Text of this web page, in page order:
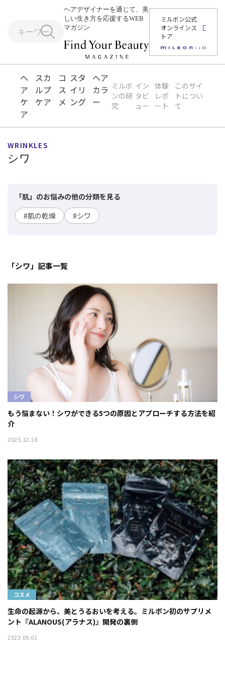
ヘアデザイナーを通じて、美
しい生き方を応援するWEB
マガジン
ミルボン公式
オンラインス
トア
ヘ
ア
ケ
ア
スカ
ルプ
ケア
コ
ス
メ
スタ
イリ
ング
ヘア
カラ
ー
ミルボ
ンの研
究
イン
タビ
ュー
体験
レポ
ート
このサイ
トについ
て
WRINKLES
シワ
「肌」のお悩みの他の分類を見る
#肌の乾燥
#シワ
「シワ」記事一覧
シワ
もう悩まない！シワができる5つの原因とアプローチする方法を紹
介
2025.12.18
コスメ
生命の起源から、美とうるおいを考える。ミルボン初のサプリメ
ント『ALANOUS(アラナス)』開発の裏側
2023.09.01